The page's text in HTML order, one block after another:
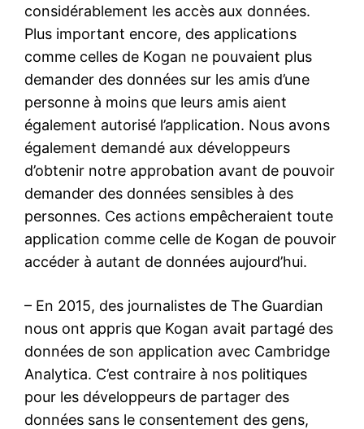
considérablement les accès aux données.
Plus important encore, des applications
comme celles de Kogan ne pouvaient plus
demander des données sur les amis d’une
personne à moins que leurs amis aient
également autorisé l’application. Nous avons
également demandé aux développeurs
d’obtenir notre approbation avant de pouvoir
demander des données sensibles à des
personnes. Ces actions empêcheraient toute
application comme celle de Kogan de pouvoir
accéder à autant de données aujourd’hui.
– En 2015, des journalistes de The Guardian
nous ont appris que Kogan avait partagé des
données de son application avec Cambridge
Analytica. C’est contraire à nos politiques
pour les développeurs de partager des
données sans le consentement des gens,